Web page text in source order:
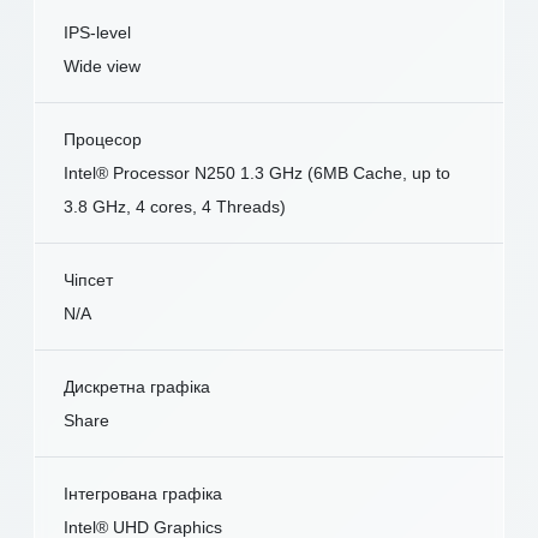
IPS-level
Wide view
Процесор
Intel® Processor N250 1.3 GHz (6MB Cache, up to
3.8 GHz, 4 cores, 4 Threads)
Чіпсет
N/A
Дискретна графіка
Share
Інтегрована графіка
Intel® UHD Graphics